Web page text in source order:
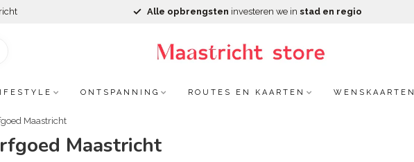
Alle opbrengsten investeren we in stad en regio
ONTSPANNING ROUTES EN KAARTEN WENSKAARTEN
Maastricht
Maastricht